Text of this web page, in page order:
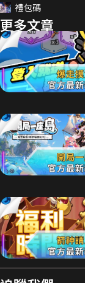
禮包碼
更多文章